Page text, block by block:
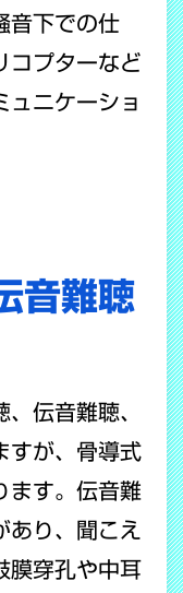
音下での仕
コプターなど
ュニケーショ
音難聴
伝音難聴、
すが、骨導式
ます。伝音難
あり、聞こえ
膜穿孔や中耳